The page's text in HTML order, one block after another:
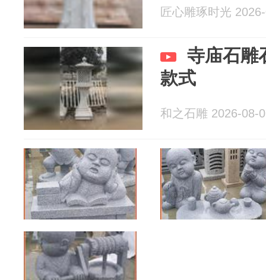
匠心雕琢时光
寺庙石雕
款式
和之石雕 2026-08-